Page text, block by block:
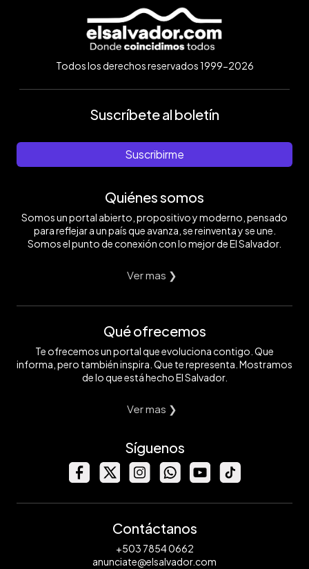
Todos los derechos reservados 1999-2026
Suscríbete al boletín
Suscribirme
Quiénes somos
Somos un portal abierto, propositivo y moderno, pensado
para reflejar a un país que avanza, se reinventa y se une.
Somos el punto de conexión con lo mejor de El Salvador.
Ver mas ❯
Qué ofrecemos
Te ofrecemos un portal que evoluciona contigo. Que
informa, pero también inspira. Que te representa. Mostramos
de lo que está hecho El Salvador.
Ver mas ❯
Síguenos
Contáctanos
+503 7854 0662
anunciate@elsalvador.com